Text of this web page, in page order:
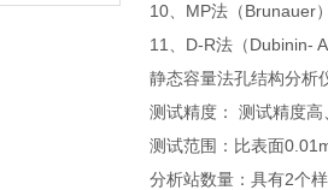
10、MP法（Brunauer
11、D-R法（Dubinin-
静态容量法孔结构分析
测试精度： 测试精度
测试范围：比表面
分析站数量：具有2个